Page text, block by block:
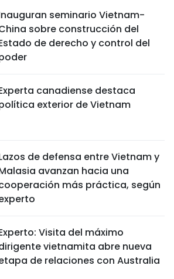
seminario Vietnam-
sobre construcción del
de derecho y control del
canadiense destaca
exterior de Vietnam
de defensa entre Vietnam y
avanzan hacia una
más práctica, según
Visita del máximo
vietnamita abre nueva
de relaciones con Australia